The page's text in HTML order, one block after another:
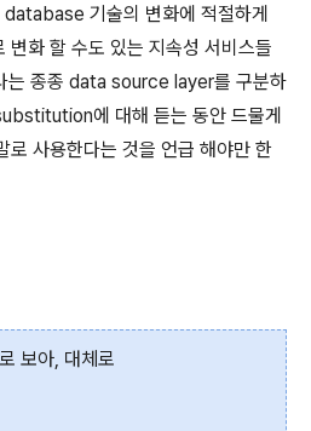
기술의 변화에 적절하게
변화 할 수도 있는 지속성 서비스들
는 종종 data source layer를 구분하
에 대해 듣는 동안 드물게
로 사용한다는 것을 언급 해야만 한
보아, 대체로